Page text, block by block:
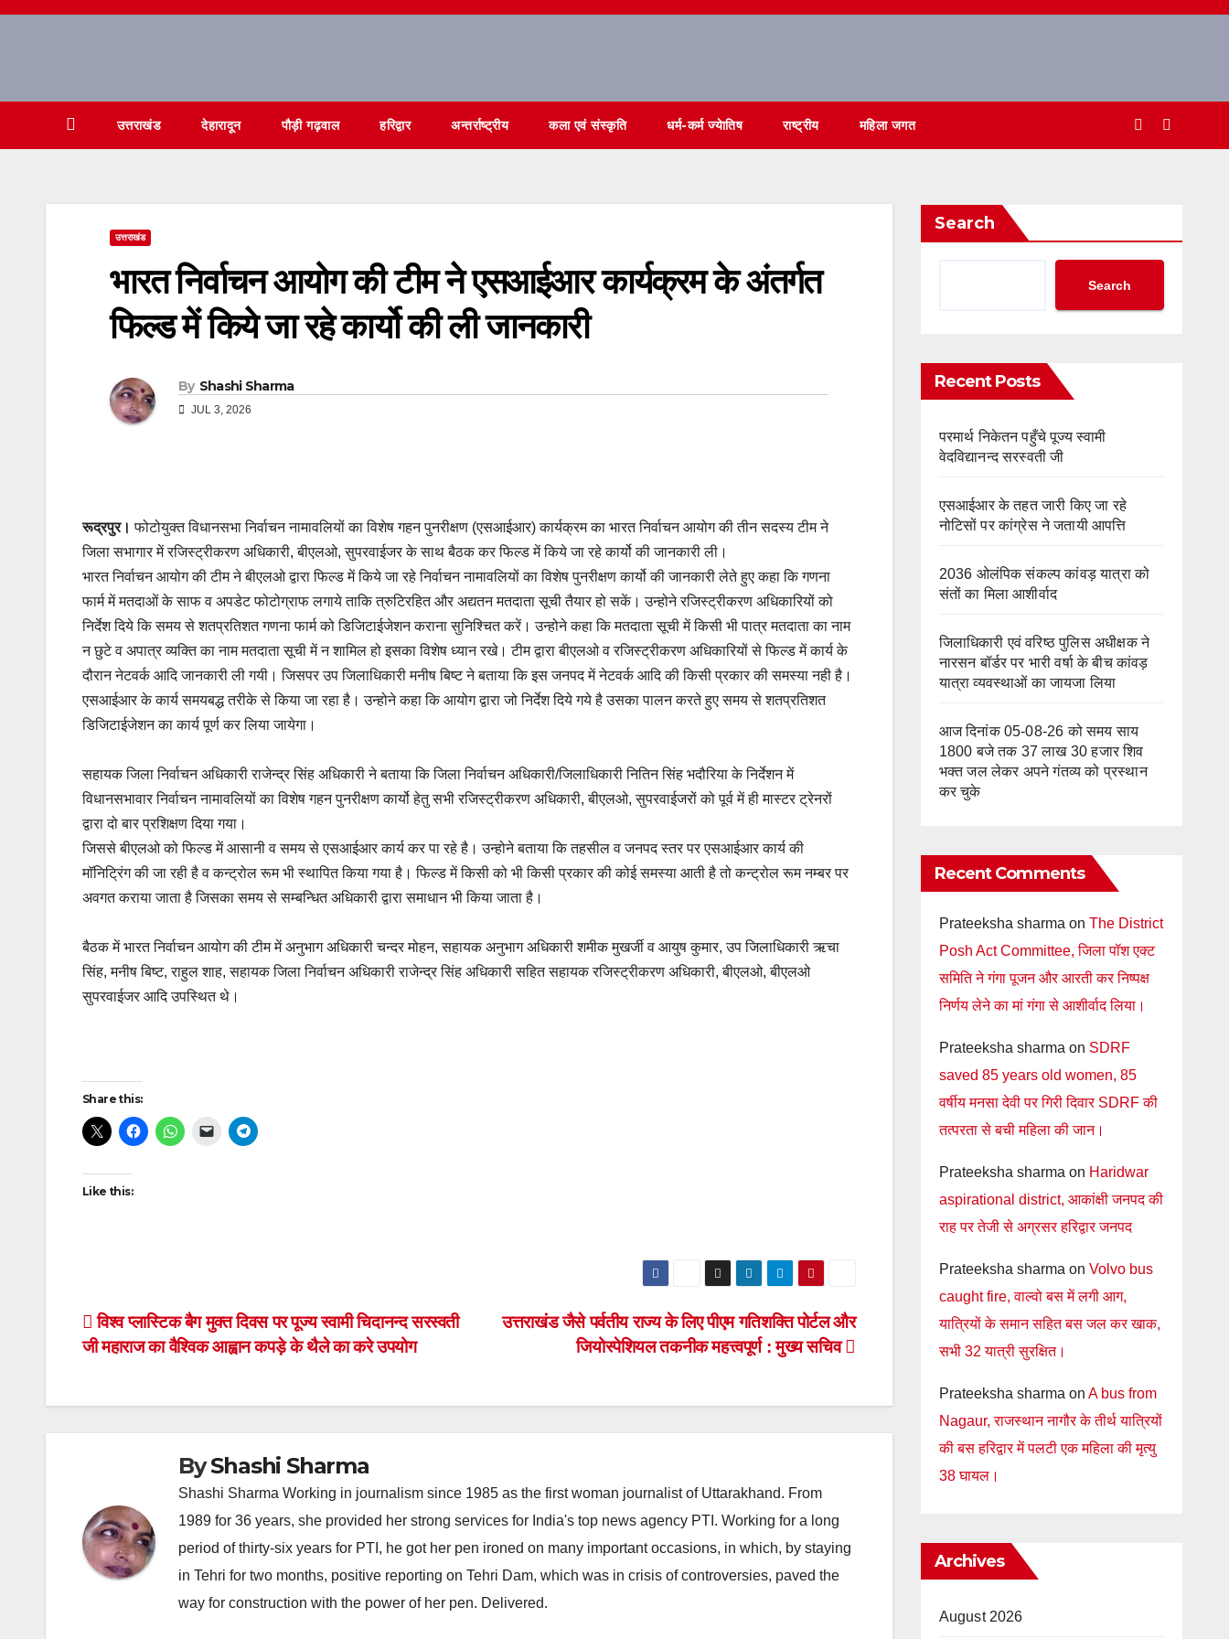
Skip
उत्तराखंड देहारादून पौड़ी गढ़वाल हरिद्वार अन्तर्राष्ट्रीय कला एवं संस्कृति धर्म-कर्म ज्येातिष राष्ट्रीय महिला जगत
उत्तराखंड
भारत निर्वाचन आयोग की टीम ने एसआईआर कार्यक्रम के अंतर्गत
फिल्ड में किये जा रहे कार्यो की ली जानकारी
By Shashi Sharma
JUL 3, 2026
रूद्रपुर। फोटोयुक्त विधानसभा निर्वाचन नामावलियों का विशेष गहन पुनरीक्षण (एसआईआर) कार्यक्रम का भारत निर्वाचन आयोग की तीन सदस्य टीम ने
जिला सभागार में रजिस्ट्रीकरण अधिकारी, बीएलओ, सुपरवाईजर के साथ बैठक कर फिल्ड में किये जा रहे कार्यो की जानकारी ली।
भारत निर्वाचन आयोग की टीम ने बीएलओ द्वारा फिल्ड में किये जा रहे निर्वाचन नामावलियों का विशेष पुनरीक्षण कार्यो की जानकारी लेते हुए कहा कि गणना
फार्म में मतदाओं के साफ व अपडेट फोटोग्राफ लगाये ताकि त्रुटिरहित और अद्यतन मतदाता सूची तैयार हो सकें। उन्होने रजिस्ट्रीकरण अधिकारियों को
निर्देश दिये कि समय से शतप्रतिशत गणना फार्म को डिजिटाईजेशन कराना सुनिश्चित करें। उन्होने कहा कि मतदाता सूची में किसी भी पात्र मतदाता का नाम
न छुटे व अपात्र व्यक्ति का नाम मतदाता सूची में न शामिल हो इसका विशेष ध्यान रखे। टीम द्वारा बीएलओ व रजिस्ट्रीकरण अधिकारियों से फिल्ड में कार्य के
दौरान नेटवर्क आदि जानकारी ली गयी। जिसपर उप जिलाधिकारी मनीष बिष्ट ने बताया कि इस जनपद में नेटवर्क आदि की किसी प्रकार की समस्या नही है।
एसआईआर के कार्य समयबद्ध तरीके से किया जा रहा है। उन्होने कहा कि आयोग द्वारा जो निर्देश दिये गये है उसका पालन करते हुए समय से शतप्रतिशत
डिजिटाईजेशन का कार्य पूर्ण कर लिया जायेगा।
सहायक जिला निर्वाचन अधिकारी राजेन्द्र सिंह अधिकारी ने बताया कि जिला निर्वाचन अधिकारी/जिलाधिकारी नितिन सिंह भदौरिया के निर्देशन में
विधानसभावार निर्वाचन नामावलियों का विशेष गहन पुनरीक्षण कार्यो हेतु सभी रजिस्ट्रीकरण अधिकारी, बीएलओ, सुपरवाईजरों को पूर्व में ही मास्टर ट्रेनरों
द्वारा दो बार प्रशिक्षण दिया गया।
जिससे बीएलओ को फिल्ड में आसानी व समय से एसआईआर कार्य कर पा रहे है। उन्होने बताया कि तहसील व जनपद स्तर पर एसआईआर कार्य की
माॅनिट्रिंग की जा रही है व कन्ट्रोल रूम भी स्थापित किया गया है। फिल्ड में किसी को भी किसी प्रकार की कोई समस्या आती है तो कन्ट्रोल रूम नम्बर पर
अवगत कराया जाता है जिसका समय से सम्बन्धित अधिकारी द्वारा समाधान भी किया जाता है।
बैठक में भारत निर्वाचन आयोग की टीम में अनुभाग अधिकारी चन्दर मोहन, सहायक अनुभाग अधिकारी शमीक मुखर्जी व आयुष कुमार, उप जिलाधिकारी ऋचा
सिंह, मनीष बिष्ट, राहुल शाह, सहायक जिला निर्वाचन अधिकारी राजेन्द्र सिंह अधिकारी सहित सहायक रजिस्ट्रीकरण अधिकारी, बीएलओ, बीएलओ
सुपरवाईजर आदि उपस्थित थे।
Post
navigation
Share this:
Like this:
Post
navigation
उत्तराखंड जैसे पर्वतीय राज्य के लिए पीएम गतिशक्ति पोर्टल और
जियोस्पेशियल तकनीक महत्त्वपूर्ण : मुख्य सचिव
विश्व प्लास्टिक बैग मुक्त दिवस पर पूज्य स्वामी चिदानन्द सरस्वती
जी महाराज का वैश्विक आह्वान कपड़े के थैले का करे उपयोग
ByShashi Sharma
Shashi Sharma Working in journalism since 1985 as the first woman journalist of Uttarakhand. From
1989 for 36 years, she provided her strong services for India's top news agency PTI. Working for a long
period of thirty-six years for PTI, he got her pen ironed on many important occasions, in which, by staying
in Tehri for two months, positive reporting on Tehri Dam, which was in crisis of controversies, paved the
way for construction with the power of her pen. Delivered.
Search
Search
Recent Posts
परमार्थ निकेतन पहुँचे पूज्य स्वामी
वेदविद्यानन्द सरस्वती जी
एसआईआर के तहत जारी किए जा रहे
नोटिसों पर कांग्रेस ने जतायी आपत्ति
2036 ओलंपिक संकल्प कांवड़ यात्रा को
संतों का मिला आशीर्वाद
जिलाधिकारी एवं वरिष्ठ पुलिस अधीक्षक ने
नारसन बॉर्डर पर भारी वर्षा के बीच कांवड़
यात्रा व्यवस्थाओं का जायजा लिया
आज दिनांक 05-08-26 को समय साय
1800 बजे तक 37 लाख 30 हजार शिव
भक्त जल लेकर अपने गंतव्य को प्रस्थान
कर चुके
Recent Comments
Prateeksha sharma on The District
Posh Act Committee, जिला पॉश एक्ट
समिति ने गंगा पूजन और आरती कर निष्पक्ष
निर्णय लेने का मां गंगा से आशीर्वाद लिया।
Prateeksha sharma on SDRF
saved 85 years old women, 85
वर्षीय मनसा देवी पर गिरी दिवार SDRF की
तत्परता से बची महिला की जान।
Prateeksha sharma on Haridwar
aspirational district, आकांक्षी जनपद की
राह पर तेजी से अग्रसर हरिद्वार जनपद
Prateeksha sharma on Volvo bus
caught fire, वाल्वो बस में लगी आग,
यात्रियों के समान सहित बस जल कर खाक,
सभी 32 यात्री सुरक्षित।
Prateeksha sharma on A bus from
Nagaur, राजस्थान नागौर के तीर्थ यात्रियों
की बस हरिद्वार में पलटी एक महिला की मृत्यु
38 घायल।
Archives
August 2026